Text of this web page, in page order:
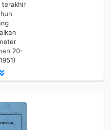
terakhir
20-